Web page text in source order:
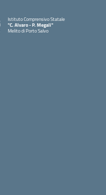
Istituto Comprensivo Statale
"C. Alvaro - P. Megali"
Melito di Porto Salvo